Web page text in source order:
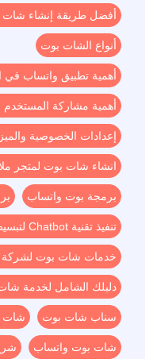
أفضل طريقة إنشاء
أنواع الشات بوت
أهمية تطبيق واتساب في
أهمية مشاركة
إعدادات الخصوصية
انشاء شات بوت لمتجر
برمجة بوت واتساب
تنفيذ تقنية Chatbot لتبسيط خدمة العملاء
خدمات شات بوت لشركة
دليلك الشامل لخدمة شات
سناب شات بوت شات
شات بوت واتساب